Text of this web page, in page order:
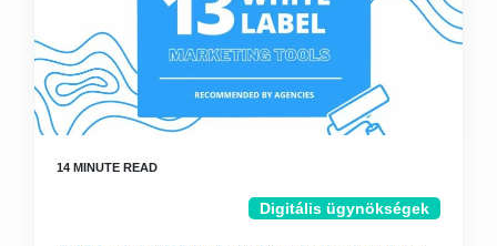
Digitális ügynökségek